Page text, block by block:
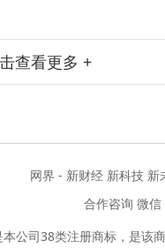
查看更多 +
网界 - 新财经 新科技 新
合作咨询 微
本公司38类注册商标，是该